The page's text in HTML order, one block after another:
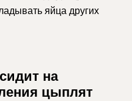
яйца других
на
цыплят